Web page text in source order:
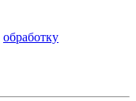
обработку